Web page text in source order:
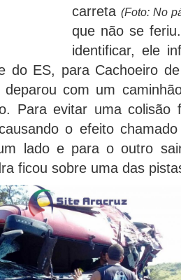
carreta (Foto: No
que não se
identificar, ele
do ES, para Cachoeiro
com um
Para evitar uma colisão
o efeito
lado e para o outro
ficou sobre uma das